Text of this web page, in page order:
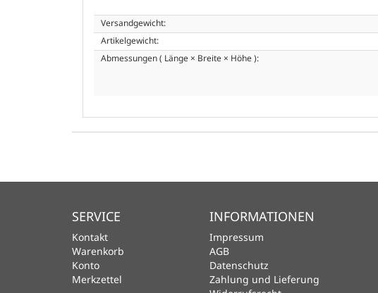
Versandgewicht:
Artikelgewicht:
Abmessungen ( Länge × Breite × Höhe ):
SERVICE
Kontakt
Warenkorb
Konto
Merkzettel
INFORMATIONEN
Impressum
AGB
Datenschutz
Zahlung und Lieferung